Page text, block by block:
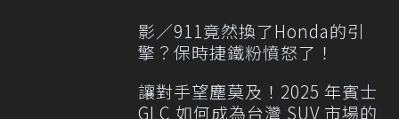
影／911竟然換了Honda的引
擎？保時捷鐵粉憤怒了！
讓對手望塵莫及！2025 年賓士
GLC 如何成為台灣 SUV 市場的